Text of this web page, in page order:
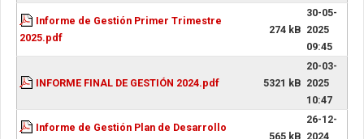
Informe de Gestión Primer Trimestre
2025.pdf
274 kB
30-05-
2025
09:45
INFORME FINAL DE GESTIÓN 2024.pdf 5321 kB
20-03-
2025
10:47
Informe de Gestión Plan de Desarrollo
565 kB
26-12-
2024